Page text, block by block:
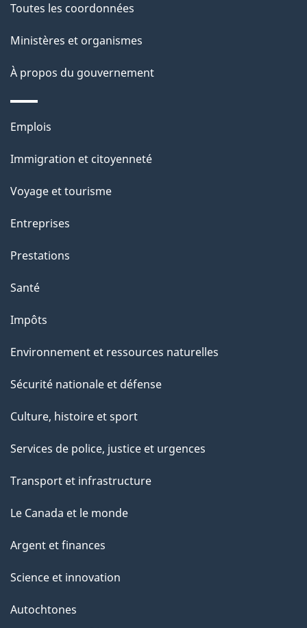
a
g
e
Toutes les coordonnées
Ministères et organismes
À propos du gouvernement
Thèmes
sujets
Emplois
Immigration et citoyenneté
Voyage et tourisme
Entreprises
Prestations
Santé
Impôts
Environnement et ressources naturelles
Sécurité nationale et défense
Culture, histoire et sport
Services de police, justice et urgences
Transport et infrastructure
Le Canada et le monde
Argent et finances
Science et innovation
Autochtones